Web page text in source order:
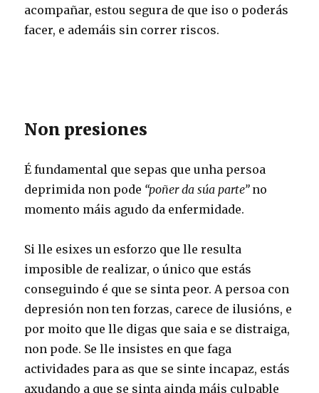
acompañar, estou segura de que iso o poderás
facer, e ademáis sin correr riscos.
Non presiones
É fundamental que sepas que unha persoa
deprimida non pode “poñer da súa parte”no
momento máis agudo da enfermidade.
Si lle esixes un esforzo que lle resulta
imposible de realizar, o único que estás
conseguindo é que se sinta peor. A persoa con
depresión non ten forzas, carece de ilusións, e
por moito que lle digas que saia e se distraiga,
non pode. Se lle insistes en que faga
actividades para as que se sinte incapaz, estás
axudando a que se sinta ainda máis culpable